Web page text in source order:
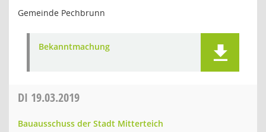
Gemeinde Pechbrunn
Bekanntmachung
DI 19.03.2019
Bauausschuss der Stadt Mitterteich